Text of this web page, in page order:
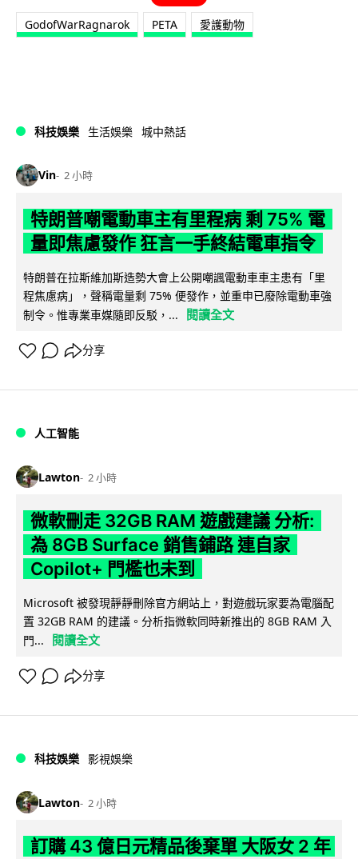
GodofWarRagnarok PETA 愛護動物
科技娛樂 生活娛樂 城中熱話
Vin 2 小時
特朗普嘲電動車主有里程病 剩 75% 電
量即焦慮發作 狂言一手終結電車指令
特朗普在拉斯維加斯造勢大會上公開嘲諷電動車車主患有「里
程焦慮病」，聲稱電量剩 75% 便發作，並重申已廢除電動車強
制令。惟專業車媒隨即反駁，...
閱讀全文
分享
人工智能
Lawton 2 小時
微軟刪走 32GB RAM 遊戲建議 分析:
為 8GB Surface 銷售鋪路 連自家
Copilot+ 門檻也未到
Microsoft 被發現靜靜刪除官方網站上，對遊戲玩家要為電腦配
置 32GB RAM 的建議。分析指微軟同時新推出的 8GB RAM 入
門...
閱讀全文
分享
科技娛樂 影視娛樂
Lawton 2 小時
訂購 43 億日元精品後棄單 大阪女 2 年